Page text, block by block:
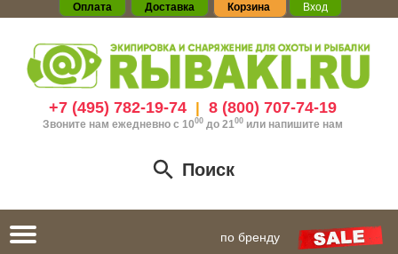
Оплата Доставка Корзина Вход
+7 (495) 782-19-74| 8 (800) 707-74-19
Звоните нам ежедневно с 1000до 21 00 или напишите нам
Поиск
Toggle
navigation
по бренду